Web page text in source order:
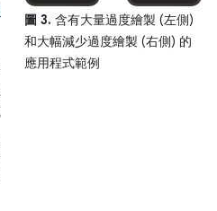
圖 3. 含有大量過度繪製 (左側)
和大幅減少過度繪製 (右側) 的
應用程式範例